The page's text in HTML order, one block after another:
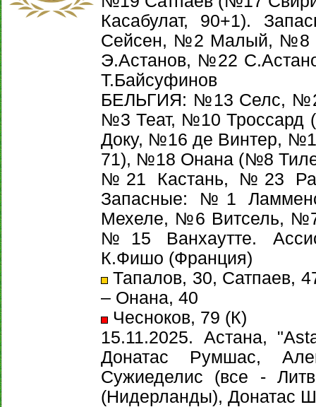
Касабулат, 90+1).
Сейсен, №2 Малый, №8
Э.Астанов, №22
Т.Байсуфинов
БЕЛЬГИЯ: №13 Cелс,
№3 Теат, №10
Доку, №16 де Винтер,
71), №18 Онана (№8
№21 Кастань, №23
Запасные: №1
Мехеле, №6 Витсель,
№15 Ванхаутте.
К.Фишо (Франция)
Тапалов, 30, Сатпаев,
– Онана, 40
Чесноков, 79 (К)
15.11.2025. Астана,
Донатас Румшас,
Сужиеделис (все -
(Нидерланды), Донатас